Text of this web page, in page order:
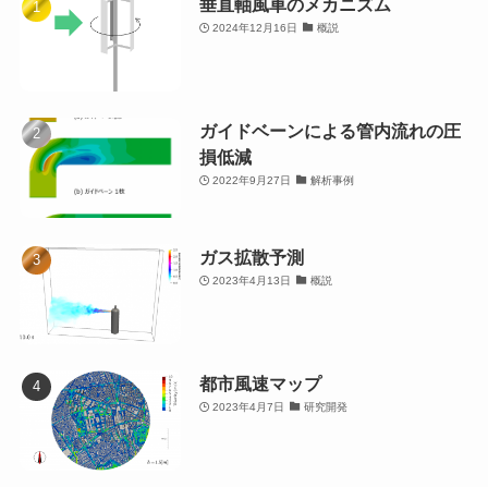
垂直軸風車のメカニズム
2024年12月16日 概説
ガイドベーンによる管内流れの圧
損低減
2022年9月27日 解析事例
ガス拡散予測
2023年4月13日 概説
都市風速マップ
2023年4月7日 研究開発